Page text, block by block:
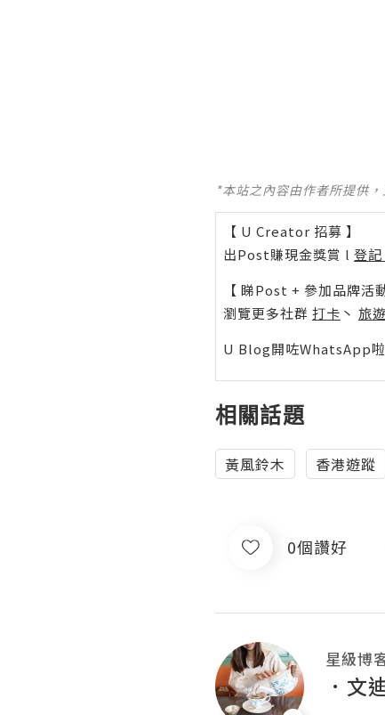
*本站之內容由作者所提供
【 U Creator 招募 】
出Post賺現金獎賞 l 登記
【 睇Post + 參加品牌活動
瀏覽更多社群 打卡 丶 旅遊
U Blog開咗WhatsApp啦
相關話題
黃風鈴木 香港遊蹤
0個讚好
星級博
．文